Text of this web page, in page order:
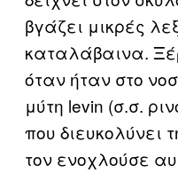
βγάζει μικρές
καταλάβαινα.
όταν ήταν στο
μύτη levin (σ.σ.
που διευκολύνει
τον ενοχλούσε